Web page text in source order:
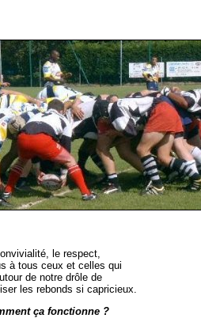
le respect,
à tous ceux et celles qui
de notre drôle de
les rebonds si capricieux.
ça fonctionne ?